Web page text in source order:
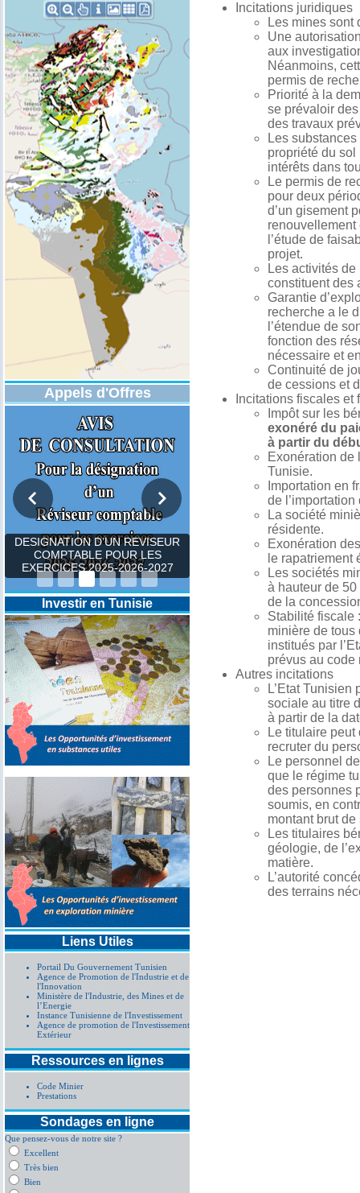
Appels d'Offres
DESIGNATION D’UN REVISEUR
COMPTABLE POUR LES
EXERCICES 2025-2026-2027
Investir en Tunisie
Liens Utiles
Portail Du Gouvernement Tunisien
Agence de Promotion de l'Industrie et de
l'Innovation
Ministère de l'Industrie, des Mines et de
l’Energie
Instance Tunisienne de l'Investissement
Agence de promotion de l'Investissement
Extérieur
Ressources en lignes
Code Minier
Prestations
Sondages en ligne
Que pensez-vous de notre site ?
Excellent
Très bien
Bien
Incitations juridiques
Les mines sont
Une
aux
Néanmoins,
permis de
Priorité à la
se prévaloir
des travaux
Les substances
propriété du
intérêts dans
Le permis de
pour deux
d’un gisement
l’étude de
projet.
Les activités de
constituent des
Garantie
recherche a le
l’étendue de
fonction des
nécessaire et
Continuité de
de cessions et
Incitations fiscales et
Impôt sur les
exonéré du
à partir du
Exonération de
Tunisie.
Importation en
de
La société
résidente.
Exonération
le rapatriement
Les sociétés
à hauteur de
de la
Stabilité fiscale
minière de tous
institués par
prévus au code
Autres incitations
L’Etat
sociale au titre
à partir de la
Le titulaire
recruter du
Le personnel
que le régime
des personnes
soumis, en
montant brut
Les titulaires
géologie, de
matière.
L’autorité
des terrains